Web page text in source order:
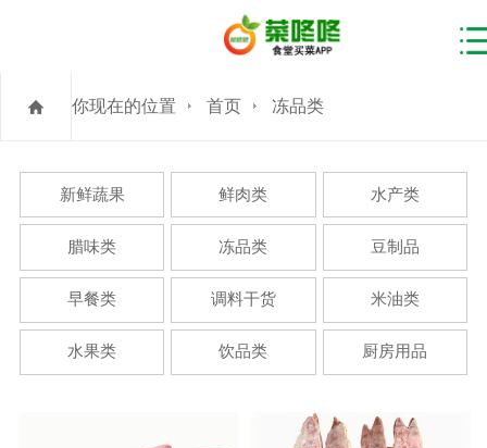
你现在的位置 首页 冻品类
新鲜蔬果 鲜肉类 水产类
腊味类 冻品类 豆制品
早餐类 调料干货 米油类
水果类 饮品类 厨房用品